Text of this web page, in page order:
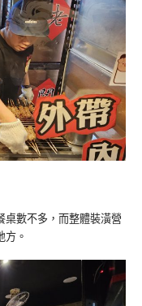
桌數不多，而整體裝潢營
方。